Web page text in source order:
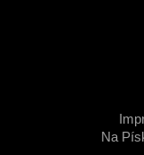
Na